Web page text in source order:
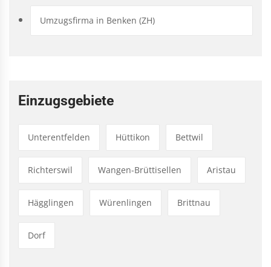
Umzugsfirma in Benken (ZH)
Einzugsgebiete
Unterentfelden Hüttikon Bettwil
Richterswil Wangen-Brüttisellen Aristau
Hägglingen Würenlingen Brittnau
Dorf